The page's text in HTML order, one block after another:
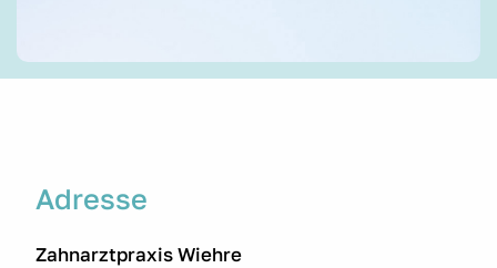
Adresse
Zahnarztpraxis Wiehre